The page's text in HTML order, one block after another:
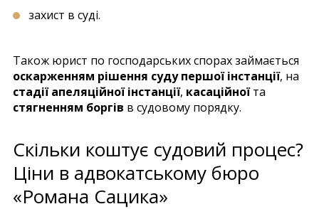
захист в суді.
Також юрист по господарських спорах займається
оскарженням рішення суду першої інстанції, на
стадії апеляційної інстанції, касаційноїта
стягненням боргів в судовому порядку.
Скільки коштує судовий процес?
Ціни в адвокатському бюро
«Романа Сацика»